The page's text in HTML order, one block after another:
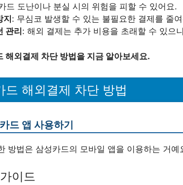
드 도난이나 분실 시의 위험을 피할 수 있어요.
: 무심코 발생할 수 있는 불필요한 결제를 줄
관리 : 해외 결제는 추가 비용을 초래할 수 있으
해외결제 차단 방법을 지금 알아보세요.
드 해외결제 차단 방법
드 앱 사용하기
방법은 삼성카드의 모바일 앱을 이용하는 거
이드